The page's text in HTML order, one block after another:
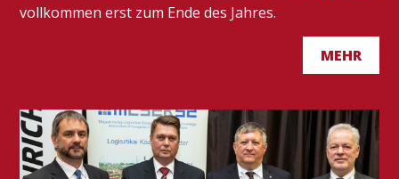
vollkommen erst zum Ende des Jahres.
MEHR